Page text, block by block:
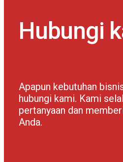
Hubungi
Apapun kebutuhan
hubungi kami. Kami
pertanyaan dan
Anda.